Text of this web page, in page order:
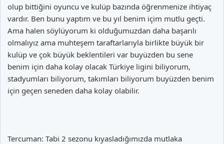
olup bittiğini oyuncu ve kulüp bazında öğrenmenize ihtiyaç
vardır. Ben bunu yaptım ve bu yıl benim içim mutlu geçti.
Ama halen söylüyorum ki olduğumuzdan daha başarılı
olmalıyız ama muhteşem taraftarlarıyla birlikte büyük bir
kulüp ve çok büyük beklentileri var buyüzden bu sene
benim için daha kolay olacak Türkiye ligini biliyorum,
stadyumları biliyorum, takımları biliyorum buyüzden benim
için geçen seneden daha kolay olabilir.
Tercuman: Tabi 2 sezonu kıyasladığımızda mutlaka